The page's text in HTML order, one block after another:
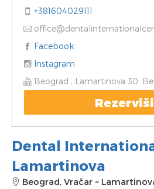
+381604029111
Facebook
Instagram
Beograd , Lamartinova 30.
Dental
Lamartinova
Beograd, Vračar ~